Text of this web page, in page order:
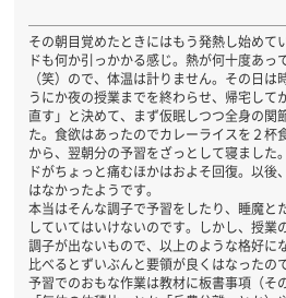
その朝目覚めたときにはもう発熱し始めて
ドも何か引っかかる感じ。熱が何十度あっ
（笑）ので、体温は計りません。その日
うにか夜の授業までを終わらせ、帰宅して
直す」と決めて、まず仮眠しつつ全身の関
た。食欲はあったのでカレーライスを２杯
から、翌朝分の予習をざっとして寝ました
ドがちょっと痛むほかはおよそ回復。以後
はなかったようです。
本当はそんな調子で予習をしたり、睡魔と
していてはいけないのです。しかし、授業
調子が出ないもので、以上のような格好に
比べるとずいぶんと要領が良くはなったので
予習でのおもな作業は教材に板書事項（そ